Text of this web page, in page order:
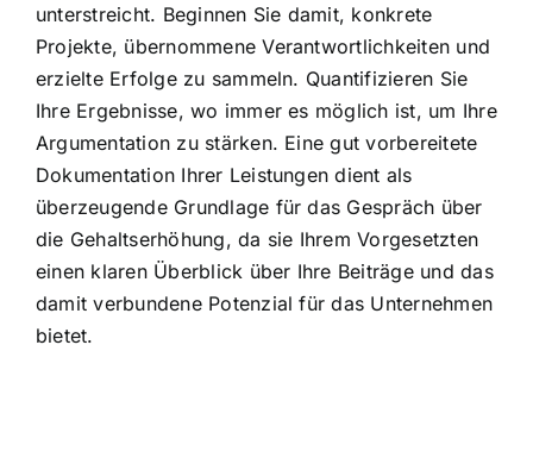
unterstreicht. Beginnen Sie damit, konkrete
Projekte, übernommene Verantwortlichkeiten und
erzielte Erfolge zu sammeln. Quantifizieren Sie
Ihre Ergebnisse, wo immer es möglich ist, um Ihre
Argumentation zu stärken. Eine gut vorbereitete
Dokumentation Ihrer Leistungen dient als
überzeugende Grundlage für das Gespräch über
die Gehaltserhöhung, da sie Ihrem Vorgesetzten
einen klaren Überblick über Ihre Beiträge und das
damit verbundene Potenzial für das Unternehmen
bietet.